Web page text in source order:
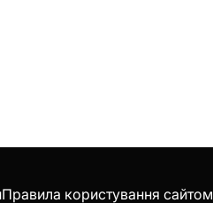
Правила користування сайтом